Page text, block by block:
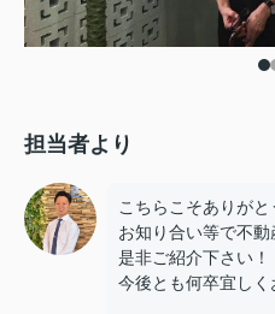
担当者より
こちらこそありがと
お知り合い等で不
是非ご紹介下さい！
今後とも何卒宜しく